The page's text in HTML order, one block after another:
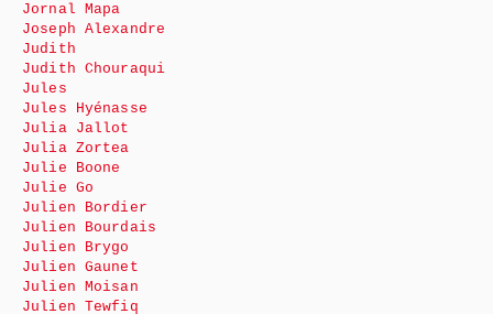
Jornal Mapa
Joseph Alexandre
Judith
Judith Chouraqui
Jules
Jules Hyénasse
Julia Jallot
Julia Zortea
Julie Boone
Julie Go
Julien Bordier
Julien Bourdais
Julien Brygo
Julien Gaunet
Julien Moisan
Julien Tewfiq